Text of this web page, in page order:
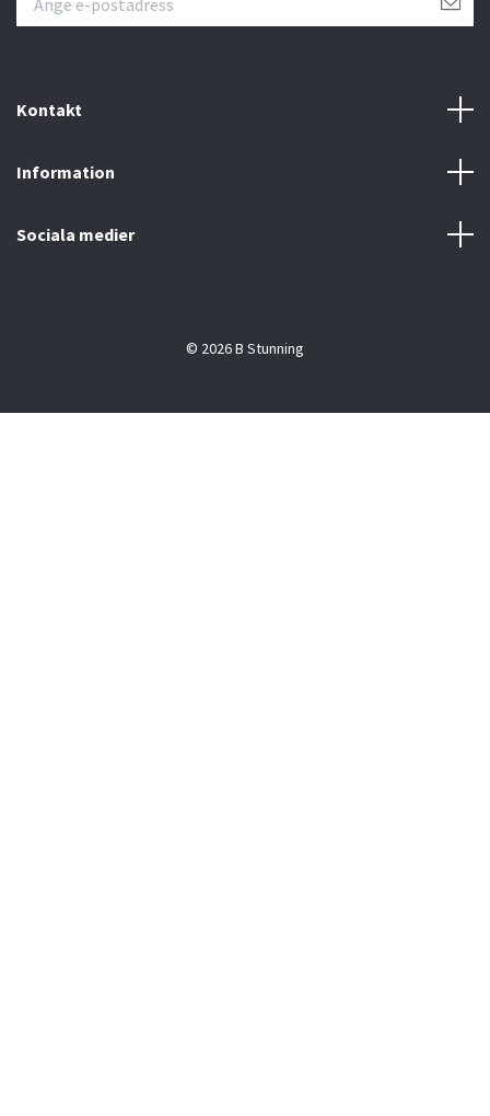
Kontakt
Information
Sociala medier
© 2026 B Stunning